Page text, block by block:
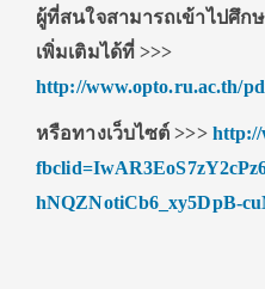
ผู้ที่สนใจสามารถเข้าไปศึก
เพิ่มเติมได้ที่ >>>
http://www.opto.ru.ac.th/
หรือทางเว็บไซต์>>> http://
hNQZNotiCb6_xy5DpB-